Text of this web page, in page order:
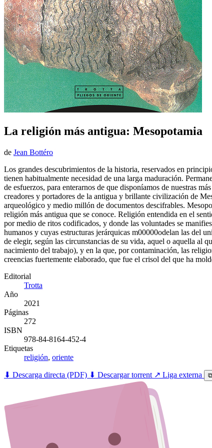
La religión más antigua: Mesopotamia
de Jean Bottéro
Los grandes descubrimientos de la historia, reservados en
tienen habitualmente necesidad de una larga maduración.
de esfuerzos, para enterarnos de que disponíamos de nuestras
creadores y portadores de la antigua y brillante civilización de
arqueológico y medio millón de documentos descifrables.
religión más antigua que se conoce. Religión entendida en el
por medio de ritos codificados, y donde las voluntades se
humanos y cuyas estructuras jerárquicas m00000odelan las del
de elegir, según las circunstancias de su vida, aquel o aquella al
nacimiento del trabajo), y en la que, por contaminación, las
creencias fuertemente elaborado, que fue el crisol del que ha
Editorial
Trotta
Año
2021
Páginas
272
ISBN
978-84-8164-452-4
Etiquetas
religión, oriente
⬇ Descarga directa (PDF) ⬇ Descargar torrent ↗ Liga externa